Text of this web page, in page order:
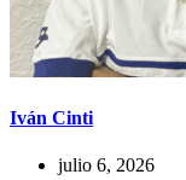
Iván Cinti
julio 6, 2026